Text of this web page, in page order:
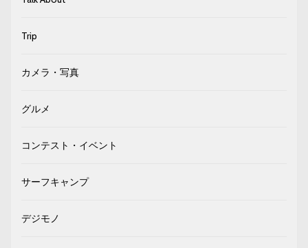
Trip
カメラ・写真
グルメ
コンテスト・イベント
サーフキャンプ
デジモノ